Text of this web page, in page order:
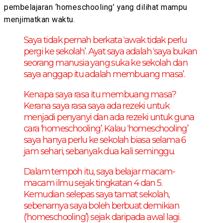
pembelajaran ‘homeschooling’ yang dilihat mampu
menjimatkan waktu.
Saya tidak pernah berkata ‘awak tidak perlu
pergi ke sekolah’. Ayat saya adalah ‘saya bukan
seorang manusia yang suka ke sekolah dan
saya anggap itu adalah membuang masa’.
Kenapa saya rasa itu membuang masa?
Kerana saya rasa saya ada rezeki untuk
menjadi penyanyi dan ada rezeki untuk guna
cara ‘homeschooling’. Kalau ‘homeschooling’
saya hanya perlu ke sekolah biasa selama 6
jam sehari, sebanyak dua kali seminggu.
Dalam tempoh itu, saya belajar macam-
macam ilmu sejak tingkatan 4 dan 5.
Kemudian selepas saya tamat sekolah,
sebenarnya saya boleh berbuat demikian
(‘homeschooling’) sejak daripada awal lagi.